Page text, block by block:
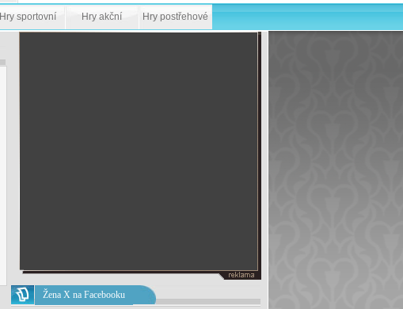
Hry sportovní Hry akční Hry postřehové
Žena X na Facebooku